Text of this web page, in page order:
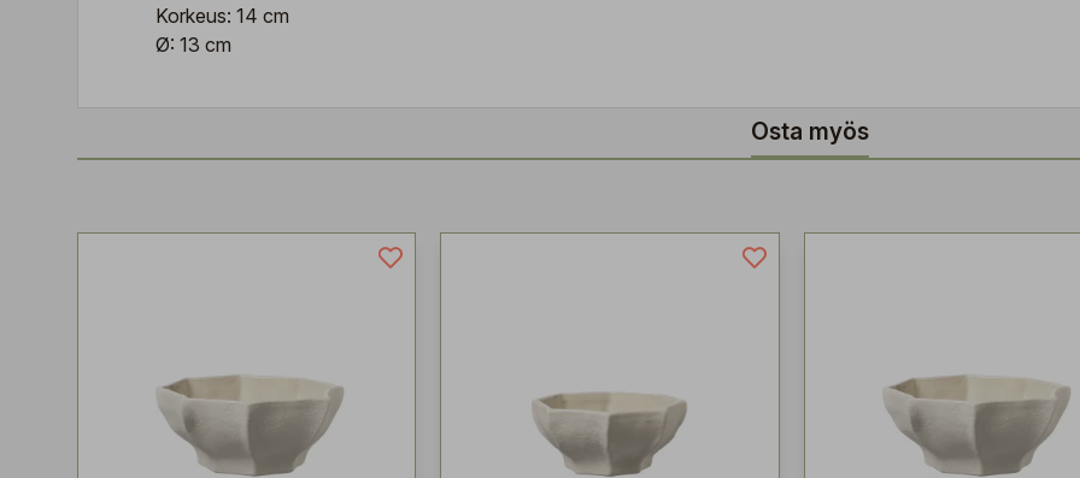
Korkeus: 14 cm
Ø: 13 cm
Osta myös